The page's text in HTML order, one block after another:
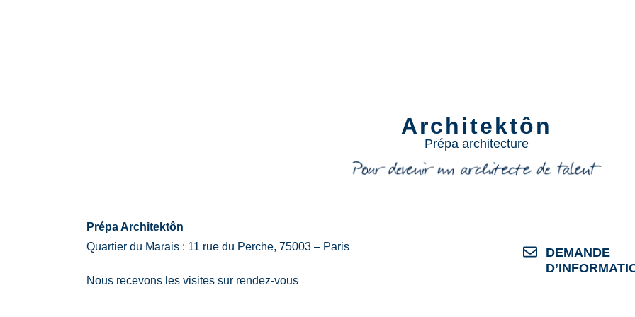
Architektôn
Prépa architecture
Prépa Architektôn
Quartier du Marais : 11 rue du Perche, 75003 – Paris
Nous recevons les visites sur rendez-vous
DEMANDE